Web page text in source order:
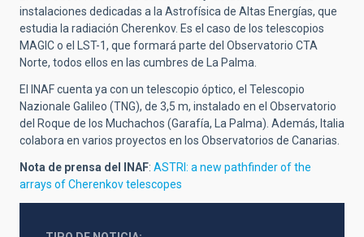
instalaciones dedicadas a la Astrofísica de Altas Energías, que
estudia la radiación Cherenkov. Es el caso de los telescopios
MAGIC o el LST-1, que formará parte del Observatorio CTA
Norte, todos ellos en las cumbres de La Palma.
El INAF cuenta ya con un telescopio óptico, el Telescopio
Nazionale Galileo (TNG), de 3,5 m, instalado en el Observatorio
del Roque de los Muchachos (Garafía, La Palma). Además, Italia
colabora en varios proyectos en los Observatorios de Canarias.
Nota de prensa del INAF: ASTRI: a new pathfinder of the
arrays of Cherenkov telescopes